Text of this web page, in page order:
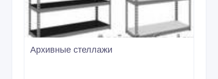
Архивные стеллажи